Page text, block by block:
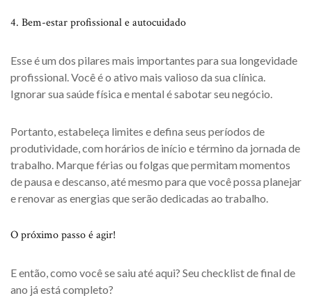
4. Bem-estar profissional e autocuidado
Esse é um dos pilares mais importantes para sua longevidade
profissional. Você é o ativo mais valioso da sua clínica.
Ignorar sua saúde física e mental é sabotar seu negócio.
Portanto, estabeleça limites e defina seus períodos de
produtividade, com horários de início e término da jornada de
trabalho. Marque férias ou folgas que permitam momentos
de pausa e descanso, até mesmo para que você possa planejar
e renovar as energias que serão dedicadas ao trabalho.
O próximo passo é agir!
E então, como você se saiu até aqui? Seu checklist de final de
ano já está completo?